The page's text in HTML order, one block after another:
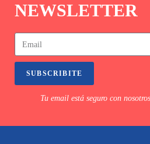
NEWSLETTER
SUBSCRIBITE
Tu email está seguro con